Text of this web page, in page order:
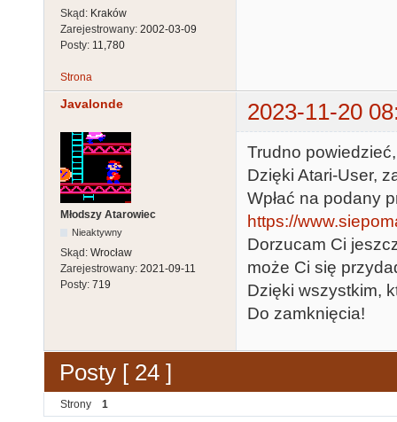
Skąd: Kraków
Zarejestrowany: 2002-03-09
Posty: 11,780
Strona
Javalonde 2023-11-20
Młodszy Atarowiec
Nieaktywny
Skąd: Wrocław
Zarejestrowany: 2021-09-11
Posty: 719
Trudno
Dzięki Atari-User,
Wpłać na podany
https://
Dorzucam Ci
może Ci się
Dzięki wszystkim,
Do zamknięcia!
Posty [ 24 ]
Strony 1